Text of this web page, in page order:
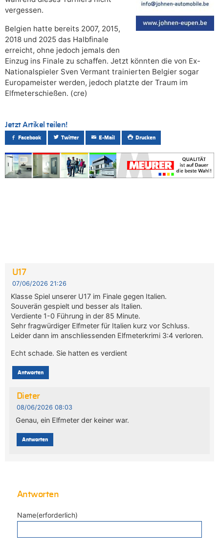
vergessen.
Belgien hatte bereits 2007, 2015,
2018 und 2025 das Halbfinale
erreicht, ohne jedoch jemals den
Einzug ins Finale zu schaffen. Jetzt könnten die von Ex-
Nationalspieler Sven Vermant trainierten Belgier sogar
Europameister werden, jedoch platzte der Traum im
Elfmeterschießen. (cre)
Jetzt Artikel teilen!
Facebook Twitter E-Mail Drucken
U17
07/06/2026 21:26
Klasse Spiel unserer U17 im Finale gegen Italien.
Souverän gespielt und besser als Italien.
Verdiente 1-0 Führung in der 85 Minute.
Sehr fragwürdiger Elfmeter für Italien kurz vor Schluss.
Leider dann im anschliessenden Elfmeterkrimi 3:4 verloren.
Echt schade. Sie hatten es verdient
Antworten
Dieter
08/06/2026 08:03
Genau, ein Elfmeter der keiner war.
Antworten
Antworten
Name(erforderlich)